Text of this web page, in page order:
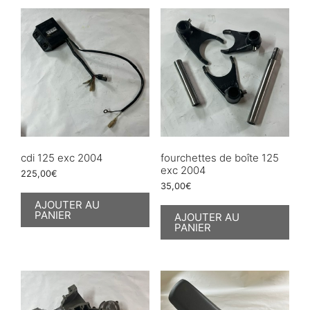
cdi 125 exc 2004
225,00€
AJOUTER AU
PANIER
fourchettes de boîte 125
exc 2004
35,00€
AJOUTER AU
PANIER